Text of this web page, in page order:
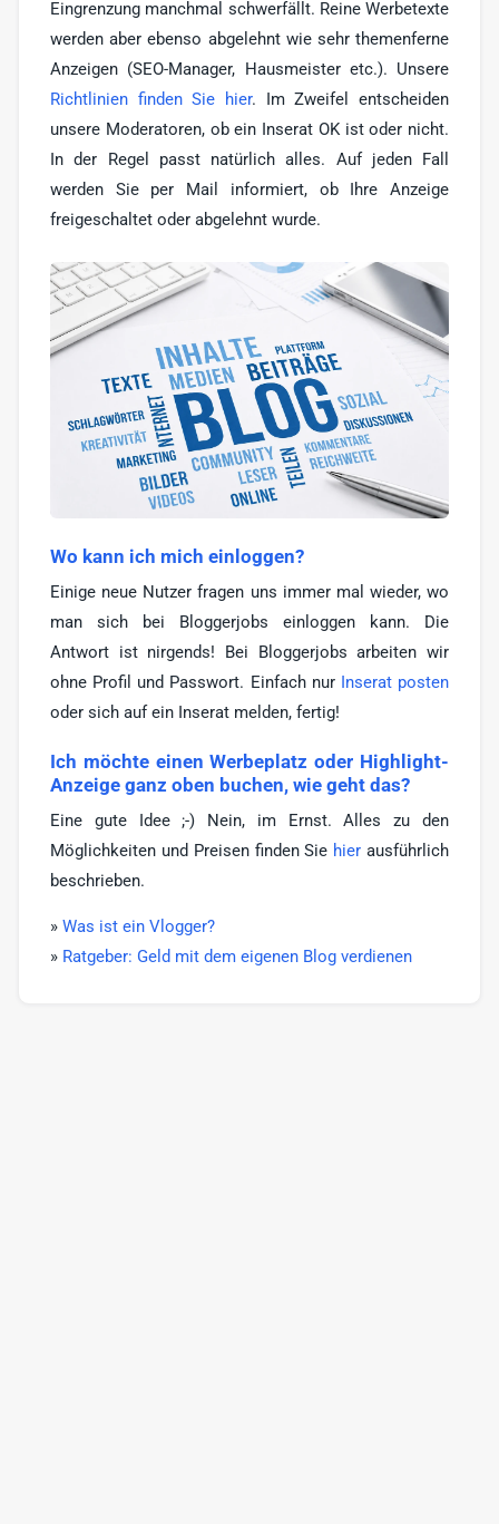
Eingrenzung manchmal schwerfällt. Reine Werbetexte
werden aber ebenso abgelehnt wie sehr themenferne
Anzeigen (SEO-Manager, Hausmeister etc.). Unsere
Richtlinien finden Sie hier. Im Zweifel entscheiden
unsere Moderatoren, ob ein Inserat OK ist oder nicht.
In der Regel passt natürlich alles. Auf jeden Fall
werden Sie per Mail informiert, ob Ihre Anzeige
freigeschaltet oder abgelehnt wurde.
Wo kann ich mich einloggen?
Einige neue Nutzer fragen uns immer mal wieder, wo
man sich bei Bloggerjobs einloggen kann. Die
Antwort ist nirgends! Bei Bloggerjobs arbeiten wir
ohne Profil und Passwort. Einfach nur Inserat posten
oder sich auf ein Inserat melden, fertig!
Ich möchte einen Werbeplatz oder Highlight-
Anzeige ganz oben buchen, wie geht das?
Eine gute Idee ;-) Nein, im Ernst. Alles zu den
Möglichkeiten und Preisen finden Sie hier ausführlich
beschrieben.
» Was ist ein Vlogger?
» Ratgeber: Geld mit dem eigenen Blog verdienen